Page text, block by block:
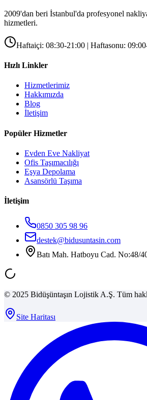
2009'dan beri İstanbul'da profesyonel
hizmetleri.
Haftaiçi: 08:30-21:00 | Haftasonu:
Hızlı Linkler
Hizmetlerimiz
Hakkımızda
Blog
İletişim
Popüler Hizmetler
Evden Eve Nakliyat
Ofis Taşımacılığı
Eşya Depolama
Asansörlü Taşıma
İletişim
0850 305 98 96
destek@bidusuntasin.com
Batı Mah. Hatboyu Cad. No:48/
© 2025 Bidüşüntaşın Lojistik A.Ş. Tüm
Site Haritası